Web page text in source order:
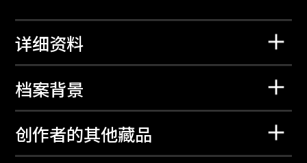
详细资料
档案背景
创作者的其他藏品